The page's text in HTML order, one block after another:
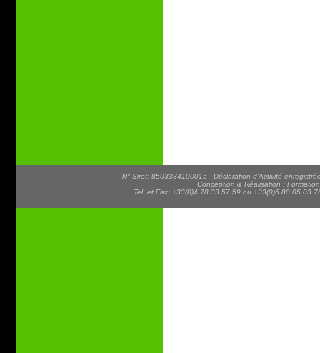
N° Siret: 8503334100015 - Déclaration d'Activité
Conception & Réalisation :
Tel. et Fax: +33(0)4.78.33.57.59 ou